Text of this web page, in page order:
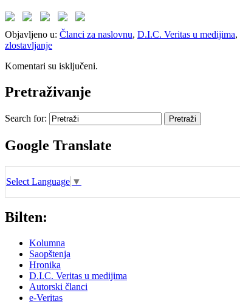
Objavljeno u: Članci za naslovnu, D.I.C. Veritas u medijima,
zlostavljanje
Komentari su isključeni.
Pretraživanje
Search for:
Google Translate
Select Language ▼
Bilten:
Kolumna
Saopštenja
Hronika
D.I.C. Veritas u medijima
Autorski članci
e-Veritas